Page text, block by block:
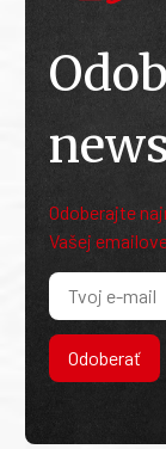
Odoberajte
Vašej
Odoberať